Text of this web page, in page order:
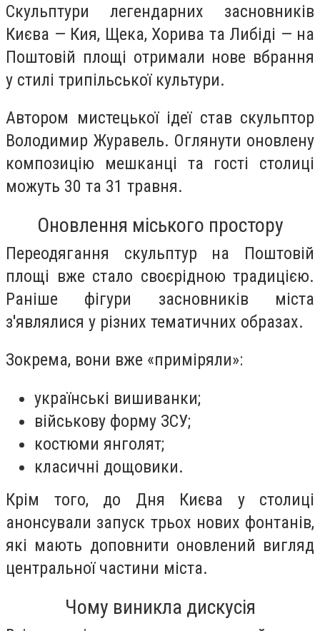
Скульптури легендарних засновників
Києва — Кия, Щека, Хорива та Либіді — на
Поштовій площі отримали нове вбрання
у стилі трипільської культури.
Автором мистецької ідеї став скульптор
Володимир Журавель. Оглянути оновлену
композицію мешканці та гості столиці
можуть 30 та 31 травня.
Оновлення міського простору
Переодягання скульптур на Поштовій
площі вже стало своєрідною традицією.
Раніше фігури засновників міста
з'являлися у різних тематичних образах.
Зокрема, вони вже «приміряли»:
українські вишиванки;
військову форму ЗСУ;
костюми янголят;
класичні дощовики.
Крім того, до Дня Києва у столиці
анонсували запуск трьох нових фонтанів,
які мають доповнити оновлений вигляд
центральної частини міста.
Чому виникла дискусія